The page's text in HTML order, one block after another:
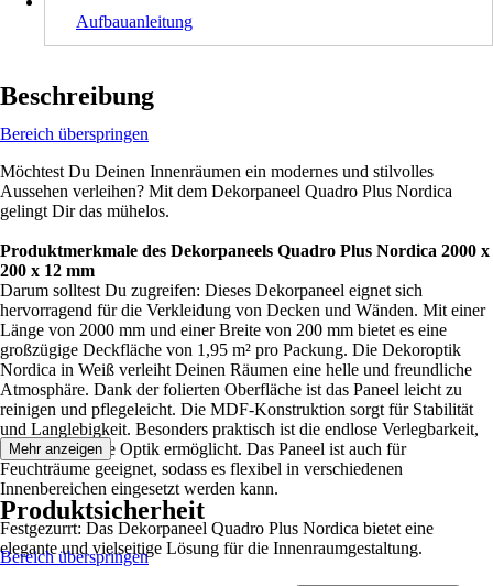
Aufbauanleitung
Beschreibung
Bereich überspringen
Möchtest Du Deinen Innenräumen ein modernes und stilvolles
Aussehen verleihen? Mit dem Dekorpaneel Quadro Plus Nordica
gelingt Dir das mühelos.
Produktmerkmale des Dekorpaneels Quadro Plus Nordica 2000 x
200 x 12 mm
Darum solltest Du zugreifen: Dieses Dekorpaneel eignet sich
hervorragend für die Verkleidung von Decken und Wänden. Mit einer
Länge von 2000 mm und einer Breite von 200 mm bietet es eine
großzügige Deckfläche von 1,95 m² pro Packung. Die Dekoroptik
Nordica in Weiß verleiht Deinen Räumen eine helle und freundliche
Atmosphäre. Dank der folierten Oberfläche ist das Paneel leicht zu
reinigen und pflegeleicht. Die MDF-Konstruktion sorgt für Stabilität
und Langlebigkeit. Besonders praktisch ist die endlose Verlegbarkeit,
die eine nahtlose Optik ermöglicht. Das Paneel ist auch für
Feuchträume geeignet, sodass es flexibel in verschiedenen
Innenbereichen eingesetzt werden kann.
Festgezurrt: Das Dekorpaneel Quadro Plus Nordica bietet eine
elegante und vielseitige Lösung für die Innenraumgestaltung.
Mehr anzeigen
Produktsicherheit
Bereich überspringen